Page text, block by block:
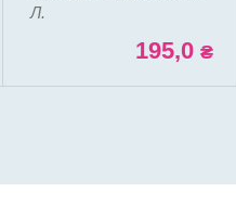
Л.
195,0 ₴